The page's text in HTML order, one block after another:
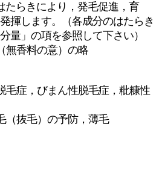
たらきにより，発毛促進，育
揮します。（各成分のはたらき
量」の項を参照して下さい）
無香料の意）の略
毛症，びまん性脱毛症，粃糠性
（抜毛）の予防，薄毛